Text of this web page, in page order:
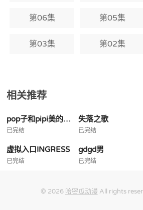
第06集 第05集
第03集 第02集
相关推荐
pop子和pipi美的日常
已完结
失落之歌
已完结
虚拟入口INGRESS
已完结
gdgd男
已完结
© 2026 哈密瓜动漫 All rights